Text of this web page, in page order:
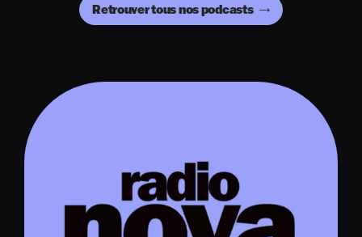
Retrouver tous nos podcasts